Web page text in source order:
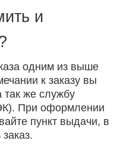
и
одним из выше
к заказу вы
так же службу
При оформлении
пункт выдачи, в